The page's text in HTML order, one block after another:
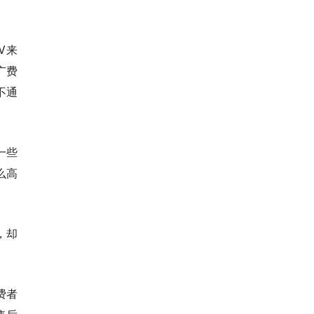
来
费
通
些
高
却
者